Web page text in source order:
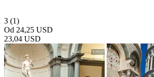
3 (1)
Od 24,25 USD
23,04 USD